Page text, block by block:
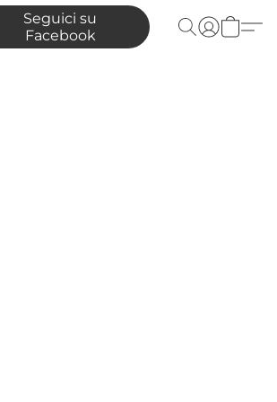
Seguici su
Facebook